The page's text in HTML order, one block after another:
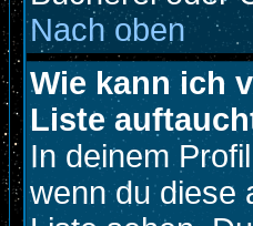
Nach oben
Wie kann ich
Liste
In deinem
wenn du diese